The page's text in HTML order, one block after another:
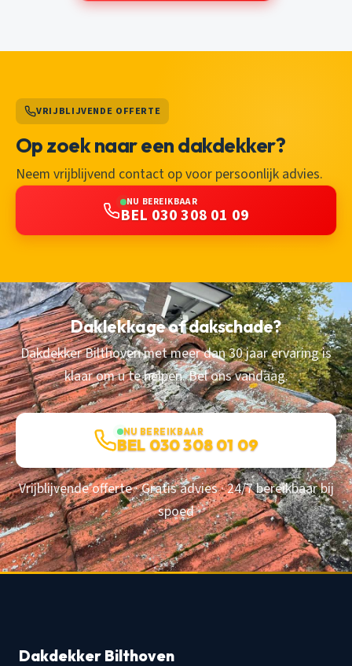
VRIJBLIJVENDE OFFERTE
Op zoek naar een dakdekker?
Neem vrijblijvend contact op voor persoonlijk advies.
NU BEREIKBAAR
BEL 030 308 01 09
Daklekkage of dakschade?
Dakdekker Bilthoven met meer dan 30 jaar ervaring is
klaar om u te helpen. Bel ons vandaag.
NU BEREIKBAAR
BEL 030 308 01 09
Vrijblijvende offerte · Gratis advies · 24/7 bereikbaar bij
spoed
Dakdekker Bilthoven